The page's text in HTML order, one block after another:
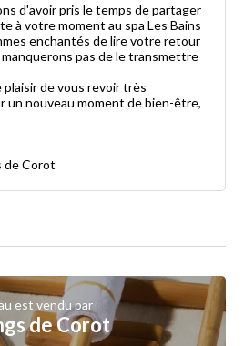
d'avoir pris le temps de partager
à votre moment au spa Les Bains
enchantés de lire votre retour
pas de le transmettre
plaisir de vous revoir très
un nouveau moment de bien-être,
de Corot
est vendu par
de Corot